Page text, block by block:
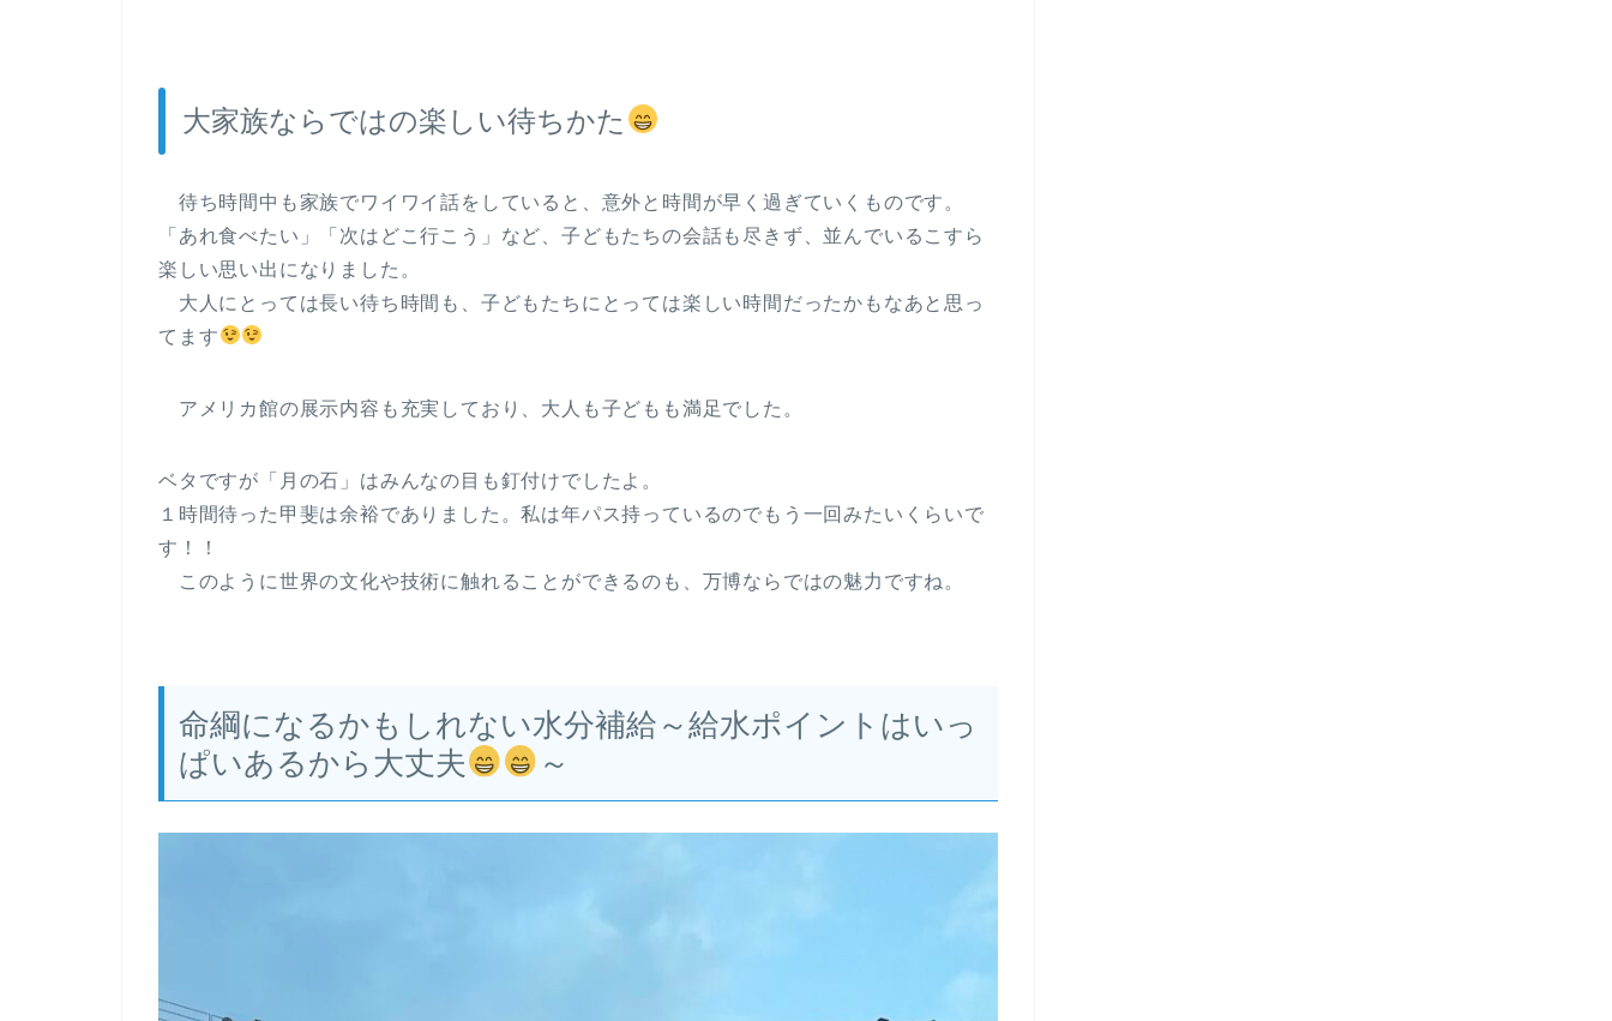
大家族ならではの楽しい待ちかた
待ち時間中も家族でワイワイ話をしていると、意外と時間が早く過ぎていくものです。
「あれ食べたい」「次はどこ行こう」など、子どもたちの会話も尽きず、並んでいるこすら
楽しい思い出になりました。
大人にとっては長い待ち時間も、子どもたちにとっては楽しい時間だったかもなあと思っ
てます
アメリカ館の展示内容も充実しており、大人も子どもも満足でした。
ベタですが「月の石」はみんなの目も釘付けでしたよ。
１時間待った甲斐は余裕でありました。私は年パス持っているのでもう一回みたいくらいで
す！！
このように世界の文化や技術に触れることができるのも、万博ならではの魅力ですね。
命綱になるかもしれない水分補給～給水ポイントはいっ
ぱいあるから大丈夫
～